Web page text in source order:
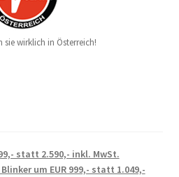
sie wirklich in Österreich!
statt 2.590,- inkl. MwSt.
um EUR 999,- statt 1.049,-